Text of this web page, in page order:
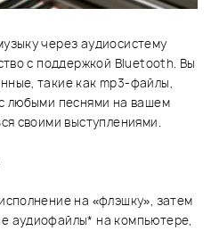
через аудиосистему
с поддержкой Bluetooth. Вы
такие как mp3-файлы,
любыми песнями на вашем
своими выступлениями.
на «флэшку», затем
аудиофайлы* на компьютере,